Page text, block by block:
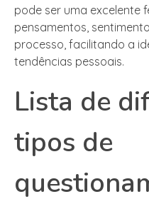
pode ser uma excelente
pensamentos,
processo, facilitando a
tendências pessoais.
Lista de
tipos de